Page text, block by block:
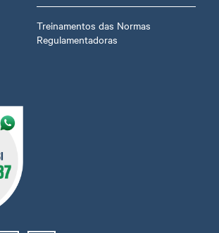
Treinamentos das Normas
Regulamentadoras